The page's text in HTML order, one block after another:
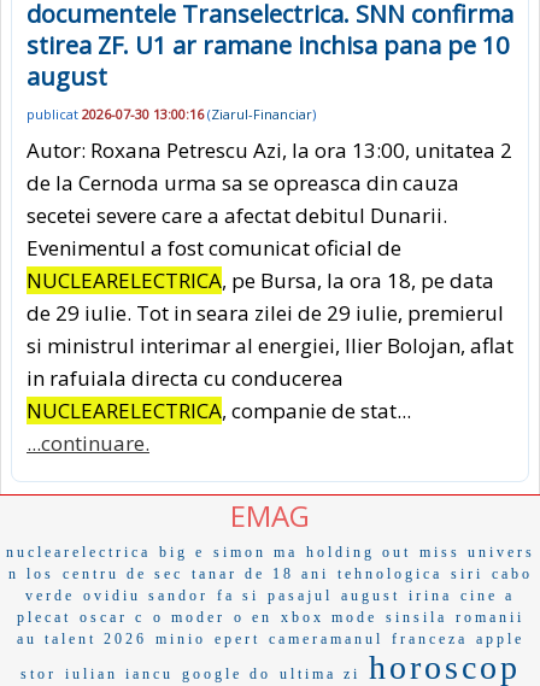
documentele Transelectrica. SNN confirma
stirea ZF. U1 ar ramane inchisa pana pe 10
august
publicat 2026-07-30 13:00:16(Ziarul-Financiar)
Autor: Roxana Petrescu Azi, la ora 13:00, unitatea 2
de la Cernoda urma sa se opreasca din cauza
secetei severe care a afectat debitul Dunarii.
Evenimentul a fost comunicat oficial de
NUCLEARELECTRICA, pe Bursa, la ora 18, pe data
de 29 iulie. Tot in seara zilei de 29 iulie, premierul
si ministrul interimar al energiei, Ilier Bolojan, aflat
in rafuiala directa cu conducerea
NUCLEARELECTRICA, companie de stat...
...continuare.
EMAG
nuclearelectrica big e simon ma holding out
miss univers
n los
centru de sec tanar de 18 ani tehnologica siri
cabo
verde
ovidiu sandor fa si pasajul august irina
cine a
plecat
oscar c o moder o en xbox mode sinsila
romanii
au talent 2026
minio epert cameramanul franceza apple
stor iulian iancu google do ultima zi horoscop